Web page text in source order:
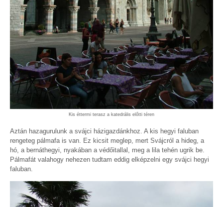
Kis éttermi terasz a katedrális előtti téren
Aztán hazagurulunk a svájci házigazdánkhoz. A kis hegyi faluban
rengeteg pálmafa is van. Ez kicsit meglep, mert Svájcról a hideg, a
hó, a bernáthegyi, nyakában a védőitallal, meg a lila tehén ugrik be.
Pálmafát valahogy nehezen tudtam eddig elképzelni egy svájci hegyi
faluban.